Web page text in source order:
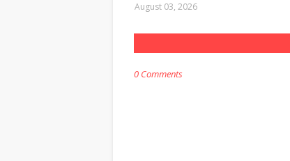
August 03, 2026
0 Comments